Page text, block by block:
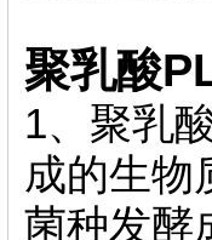
聚乳酸
1、聚乳
成的生物
菌种发酵